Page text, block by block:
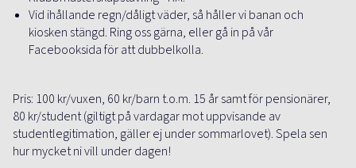
Vid ihållande regn/dåligt väder, så håller vi banan och
kiosken stängd. Ring oss gärna, eller gå in på vår
Facebooksida för att dubbelkolla.
Pris: 100 kr/vuxen, 60 kr/barn t.o.m. 15 år samt för pensionärer,
80 kr/student (giltigt på vardagar mot uppvisande av
studentlegitimation, gäller ej under sommarlovet). Spela sen
hur mycket ni vill under dagen!